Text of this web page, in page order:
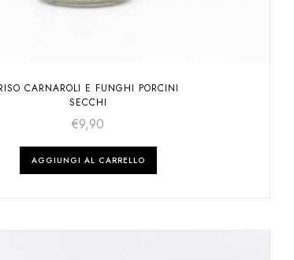
CARNAROLI E FUNGHI PORCINI
SECCHI
€9,90
AGGIUNGI AL CARRELLO